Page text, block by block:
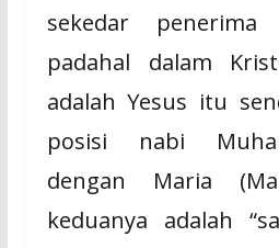
sekedar
padahal dalam
adalah Yesus itu
posisi nabi
dengan Maria
keduanya adalah